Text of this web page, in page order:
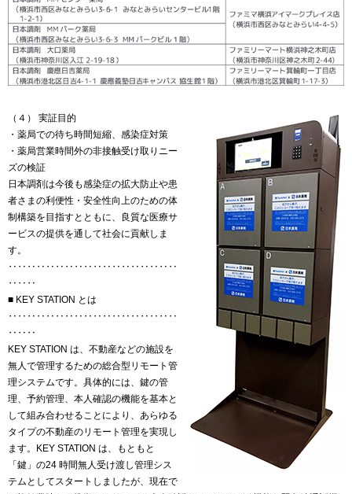
（４） 実証目的
・薬局での待ち時間短縮、感染症対策
・薬局営業時間外の非接触受け取りニー
ズの検証
日本調剤は今後も感染症の拡大防止や患
者さまの利便性・安全性向上のための体
制構築を目指すとともに、良質な医療サ
ービスの提供を通して社会に貢献しま
す。
‥‥‥‥‥‥‥‥‥‥‥‥‥‥‥‥‥‥
‥‥‥
■ KEY STATION とは
‥‥‥‥‥‥‥‥‥‥‥‥‥‥‥‥‥‥
‥‥‥
KEY STATION は、不動産などの施設を
無人で管理するための総合型リモート管
理システムです。具体的には、鍵の管
理、予約管理、本人確認の機能を基本と
して組み合わせることにより、あらゆる
タイプの不動産のリモート管理を実現し
ます。KEY STATION は、もともと
「鍵」の24 時間無人受け渡し管理シス
テムとしてスタートしましたが、現在で